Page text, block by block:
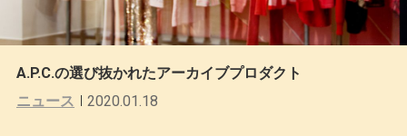
A.P.C.の選び抜かれたアーカイブプロダクト
ニュース
2020.01.18